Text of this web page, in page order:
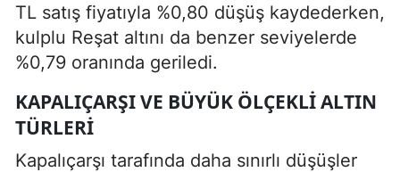
TL satış fiyatıyla %0,80 düşüş kaydederken,
kulplu Reşat altını da benzer seviyelerde
%0,79 oranında geriledi.
KAPALIÇARŞI VE BÜYÜK ÖLÇEKLI ALTIN
TÜRLERI
Kapalıçarşı tarafında daha sınırlı düşüşler